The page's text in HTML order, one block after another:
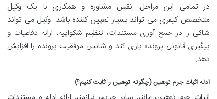
در تمامی این مراحل، نقش مشاوره و همکاری با یک وکیل
متخصص کیفری می تواند بسیار تعیین کننده باشد. وکیل می تواند
شاکی را در جمع آوری مستندات، تنظیم شکواییه، ارائه دفاعیات و
پیگیری قانونی پرونده یاری کند و شانس موفقیت پرونده را افزایش
دهد.
ادله اثبات جرم توهین (چگونه توهین را ثابت کنیم؟)